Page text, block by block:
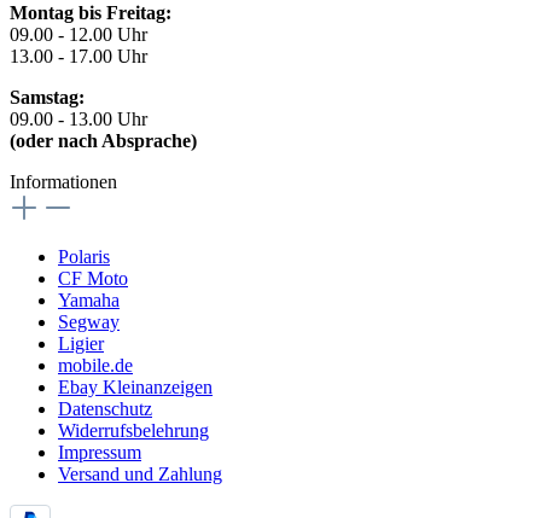
Montag bis Freitag:
09.00 - 12.00 Uhr
13.00 - 17.00 Uhr
Samstag:
09.00 - 13.00 Uhr
(oder nach Absprache)
Informationen
Polaris
CF Moto
Yamaha
Segway
Ligier
mobile.de
Ebay Kleinanzeigen
Datenschutz
Widerrufsbelehrung
Impressum
Versand und Zahlung